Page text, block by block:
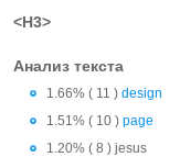
<H3>
Анализ текста
1.66% ( 11 )design
1.51% ( 10 )page
1.20% ( 8 ) jesus